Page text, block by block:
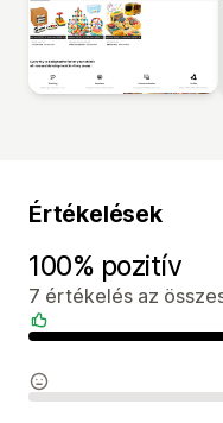
Értékelések
100% pozitív
7 értékelés az
Pozitív értékelések
Semleges értékelések